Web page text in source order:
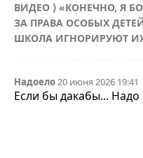
ВИДЕО ⟩ «КОНЕЧНО, Я
ЗА ПРАВА ОСОБЫХ
ШКОЛА ИГНОРИРУЮТ
Надоело20 июня 2026 19:41
Если бы дакабы...